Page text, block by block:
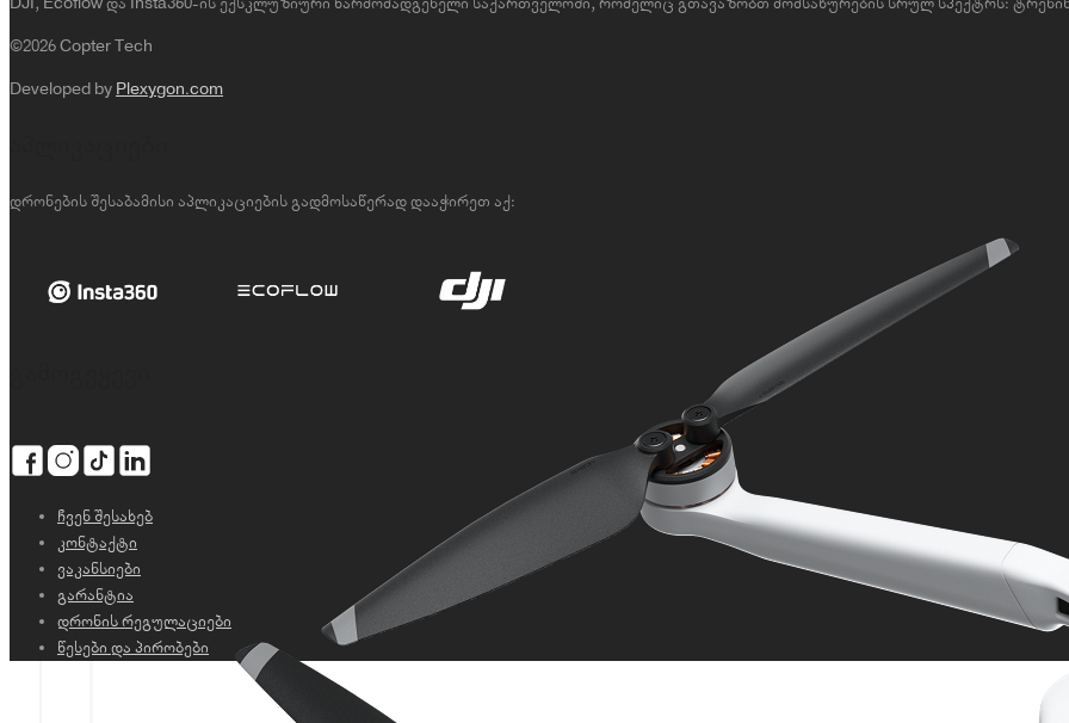
©2026 Copter Tech
Developed by Plexygon.com
დრონების შესაბამისი აპლიკაციების გადმოსაწერად დააჭირეთ აქ:
ჩვენ შესახებ
კონტაქტი
ვაკანსიები
გარანტია
დრონის რეგულაციები
წესები და პირობები